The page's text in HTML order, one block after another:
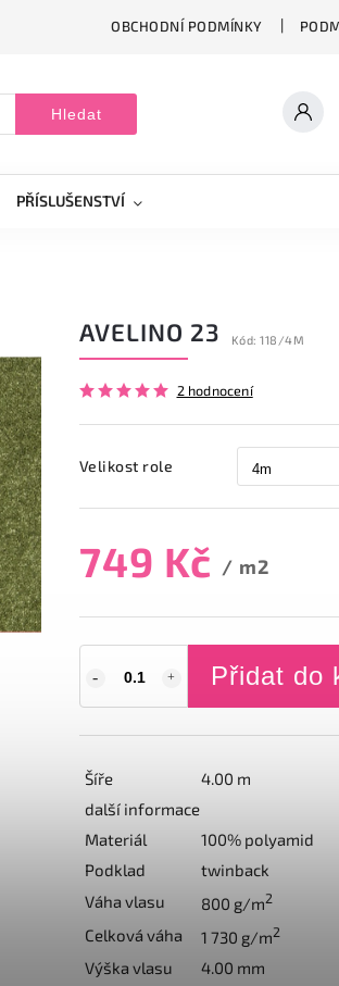
OBCHODNÍ PODMÍNKY
Hledat
PŘÍSLUŠENSTVÍ
AVELINO 23 Kód: 118/4M
2 hodnocení
Velikost role
749 Kč / m2
Přidat do
Šíře
4.00 m
další informace
Materiál
100% polyamid
Podklad
twinback
Váha vlasu
800 g/m2
Celková váha 1 730 g/m2
Výška vlasu
4.00 mm